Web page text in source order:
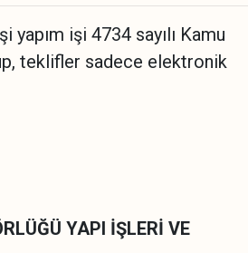
işi 4734 sayılı Kamu
teklifler sadece elektronik
YAPI İŞLERİ VE